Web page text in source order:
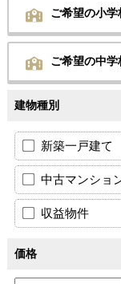
ご希望の小
ご希望の中
建物種別
新築一戸建て
中古マンショ
収益物件
価格